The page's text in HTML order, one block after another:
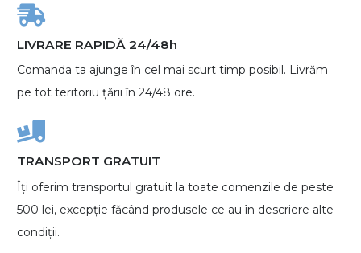
LIVRARE RAPIDĂ 24/48h
Comanda ta ajunge în cel mai scurt timp posibil. Livrăm
pe tot teritoriu țării în 24/48 ore.
TRANSPORT GRATUIT
Îți oferim transportul gratuit la toate comenzile de peste
500 lei, excepție făcând produsele ce au în descriere alte
condiții.